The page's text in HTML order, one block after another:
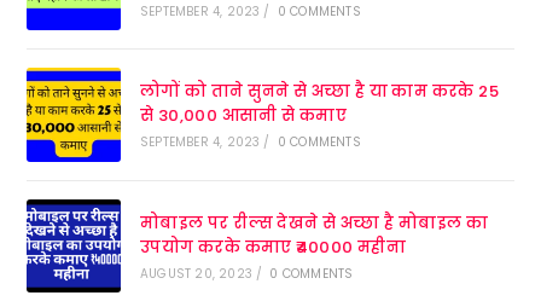
SEPTEMBER 4, 2023 / 0 COMMENTS
लोगों को ताने सुनने से अच्छा है या काम करके 25
से 30,000 आसानी से कमाए
SEPTEMBER 4, 2023 / 0 COMMENTS
मोबाइल पर रील्स देखने से अच्छा है मोबाइल का
उपयोग करके कमाए ₹40000 महीना
AUGUST 20, 2023 / 0 COMMENTS